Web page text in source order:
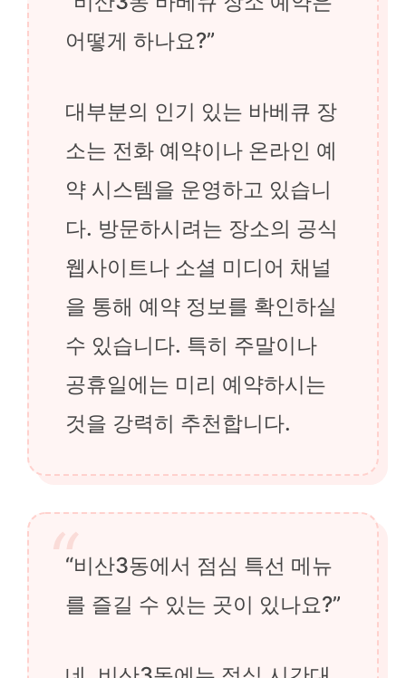
어떻게 하나요?”
대부분의 인기 있는 바베큐 장
소는 전화 예약이나 온라인 예
약 시스템을 운영하고 있습니
다. 방문하시려는 장소의 공식
웹사이트나 소셜 미디어 채널
을 통해 예약 정보를 확인하실
수 있습니다. 특히 주말이나
공휴일에는 미리 예약하시는
것을 강력히 추천합니다.
“비산3동에서 점심 특선 메뉴
를 즐길 수 있는 곳이 있나요?”